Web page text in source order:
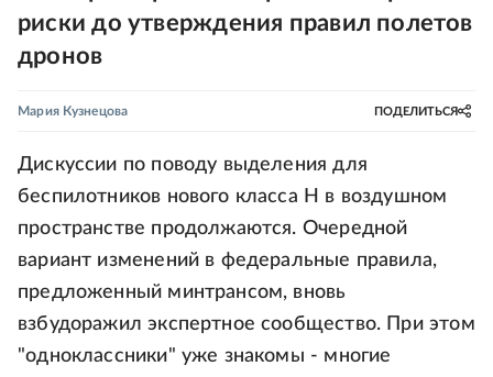
риски до утверждения правил полетов
дронов
Мария Кузнецова ПОДЕЛИТЬСЯ
Дискуссии по поводу выделения для
беспилотников нового класса Н в воздушном
пространстве продолжаются. Очередной
вариант изменений в федеральные правила,
предложенный минтрансом, вновь
взбудоражил экспертное сообщество. При этом
"одноклассники" уже знакомы - многие